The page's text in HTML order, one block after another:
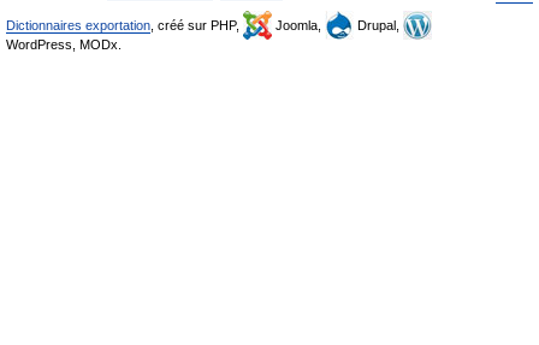
Dictionnaires exportation , créé sur PHP, Joomla,
Drupal,
WordPress, MODx.